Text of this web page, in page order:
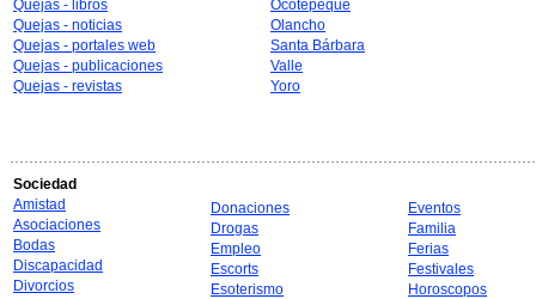
Quejas - libros
Quejas - noticias
Quejas - portales web
Quejas - publicaciones
Quejas - revistas
Ocotepeque
Olancho
Santa Bárbara
Valle
Yoro
Sociedad
Amistad
Asociaciones
Bodas
Discapacidad
Divorcios
Donaciones
Drogas
Empleo
Escorts
Esoterismo
Eventos
Familia
Ferias
Festivales
Horoscopos